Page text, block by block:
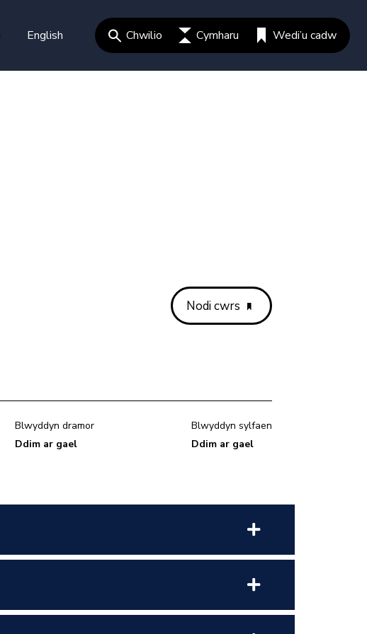
English Chwilio Cymharu Wedi’u cadw
Nodi cwrs
Blwyddyn dramor
Ddim ar gael
Blwyddyn sylfaen
Ddim ar gael